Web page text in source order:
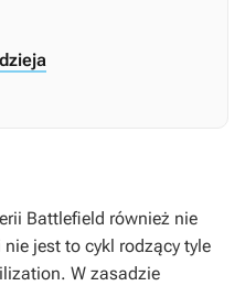
Battlefield również nie
nie jest to cykl rodzący tyle
. W zasadzie